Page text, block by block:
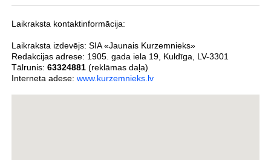
Laikraksta kontaktinformācija:
Laikraksta izdevējs: SIA «Jaunais Kurzemnieks»
Redakcijas adrese: 1905. gada iela 19, Kuldīga
LV-3301
Tālrunis: 63324881(reklāmas daļa)
Interneta adese: www.kurzemnieks.lv